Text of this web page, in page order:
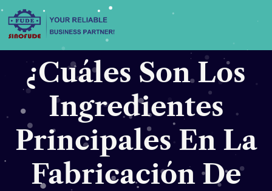
saltar
contenido
¿Cuáles Son Los
Ingredientes
Principales En La
Fabricación De